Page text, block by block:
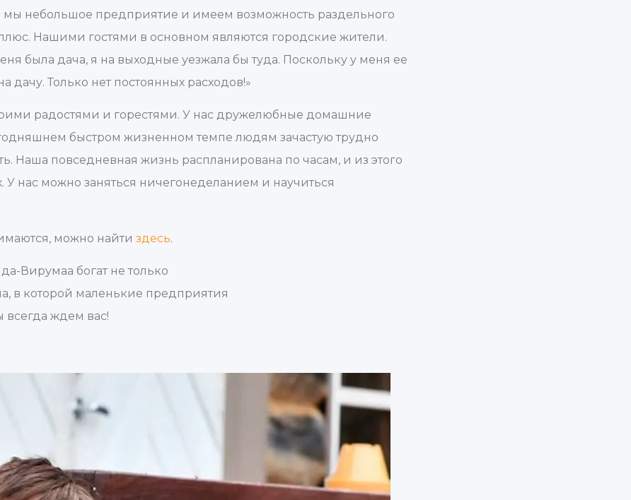
небольшое предприятие и имеем возможность раздельного
Нашими гостями в основном являются городские жители.
была дача, я на выходные уезжала бы туда. Поскольку у меня ее
дачу. Только нет постоянных расходов!»
радостями и горестями. У нас дружелюбные домашние
быстром жизненном темпе людям зачастую трудно
Наша повседневная жизнь распланирована по часам, и из этого
У нас можно заняться ничегонеделанием и научиться
можно найти здесь.
Вирумаа богат не только
в которой маленькие предприятия
ждем вас!